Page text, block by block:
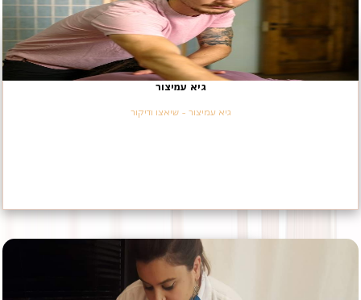
גיא עמיצור
גיא עמיצור - שיאצו ודיקור